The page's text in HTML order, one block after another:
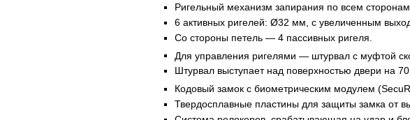
Ригельный механизм запирания по всем сторонам.
6 активных ригелей: Ø32 мм, с увеличенным
Со стороны петель — 4 пассивных ригеля.
Для управления ригелями — штурвал с муфтой
Штурвал выступает над поверхностью двери на
Кодовый замок с биометрическим модулем
Твердосплавные пластины для защиты замка от